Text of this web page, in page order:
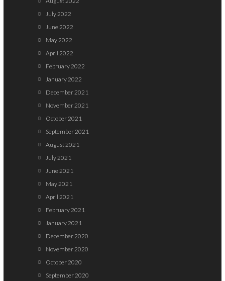
July 2022
June 2022
May 2022
April 2022
February 2022
January 2022
December 2021
November 2021
October 2021
September 2021
August 2021
July 2021
June 2021
May 2021
April 2021
February 2021
January 2021
December 2020
November 2020
October 2020
September 2020